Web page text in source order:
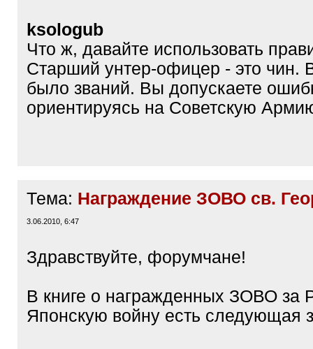
ksologub
Что ж, давайте использовать
Старший унтер-офицер - это чин.
было званий. Вы допускаете
ориентируясь на Советскую
Тема: Награждение ЗОВО св.
3.06.2010, 6:47
Здравствуйте, форумчане!
В книге о награжденных ЗОВО за
Японскую войну есть следующая